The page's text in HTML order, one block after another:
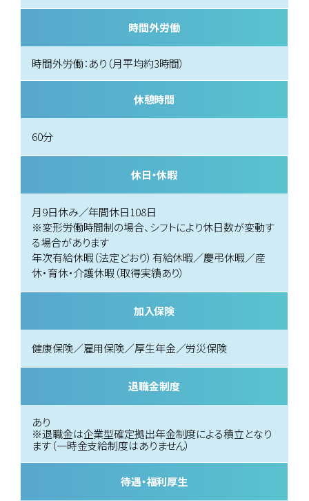
時間外労働
時間外労働：あり（月平均約3時間）
休憩時間
60分
休日・休暇
月9日休み／年間休日108日
※変形労働時間制の場合、シフトにより休日数が変動す
る場合があります
年次有給休暇（法定どおり）有給休暇／慶弔休暇／産
休・育休・介護休暇（取得実績あり）
加入保険
健康保険／雇用保険／厚生年金／労災保険
退職金制度
あり
※退職金は企業型確定拠出年金制度による積立となり
ます（一時金支給制度はありません）
待遇・福利厚生